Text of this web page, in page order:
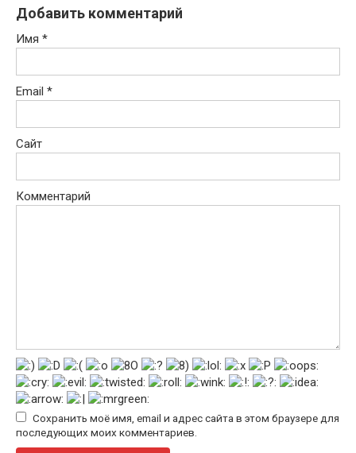
Добавить комментарий
Имя *
Email *
Сайт
Комментарий
Сохранить моё имя, email и адрес сайта в этом браузере для
последующих моих комментариев.